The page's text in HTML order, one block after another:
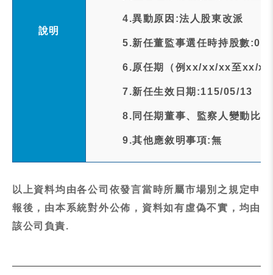
說明
4.異動原因:法人股東改派
5.新任董監事選任時持股數:0
6.原任期（例xx/xx/xx至xx/
7.新任生效日期:115/05/13
8.同任期董事、監察人變動比
9.其他應敘明事項:無
以上資料均由各公司依發言當時所屬市場別之規定申
報後，由本系統對外公佈，資料如有虛偽不實，均由
該公司負責.